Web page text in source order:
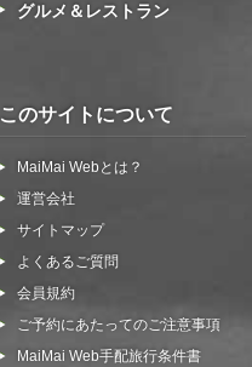
グルメ＆レストラン
このサイトについて
MaiMai Webとは？
運営会社
サイトマップ
よくあるご質問
会員規約
ご予約にあたってのご注意事項
MaiMai Web手配旅行条件書